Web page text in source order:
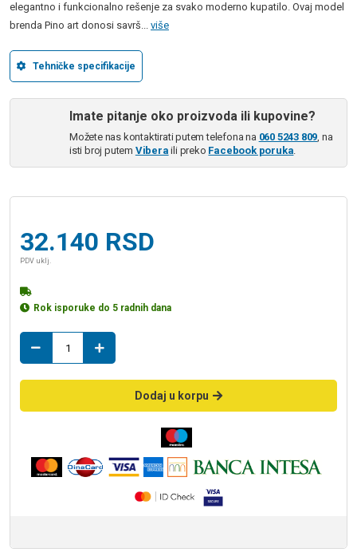
elegantno i funkcionalno rešenje za svako moderno kupatilo. Ovaj model
brenda Pino art donosi savrš... više
Tehničke specifikacije
Imate pitanje oko proizvoda ili kupovine?
Možete nas kontaktirati putem telefona na 060 5243 809, na
isti broj putem Vibera ili preko Facebook poruka.
32.140 RSD
PDV uklj.
Rok isporuke do 5 radnih dana
SOFT
80
TXT
Dodaj u korpu